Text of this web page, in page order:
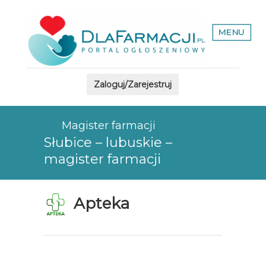
MENU
Zaloguj/Zarejestruj
Magister farmacji
Słubice – lubuskie –
magister farmacji
Apteka